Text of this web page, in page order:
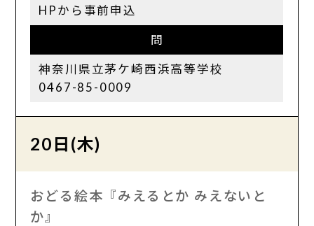
HPから事前申込
問
神奈川県立茅ケ崎西浜高等学校
0467-85-0009
20日(木)
おどる絵本『みえるとか みえないと
か』